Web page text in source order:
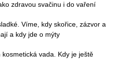
zdravou svačinu i do vaření
Víme, kdy skořice, zázvor a
a kdy jde o mýty
vada. Kdy je ještě